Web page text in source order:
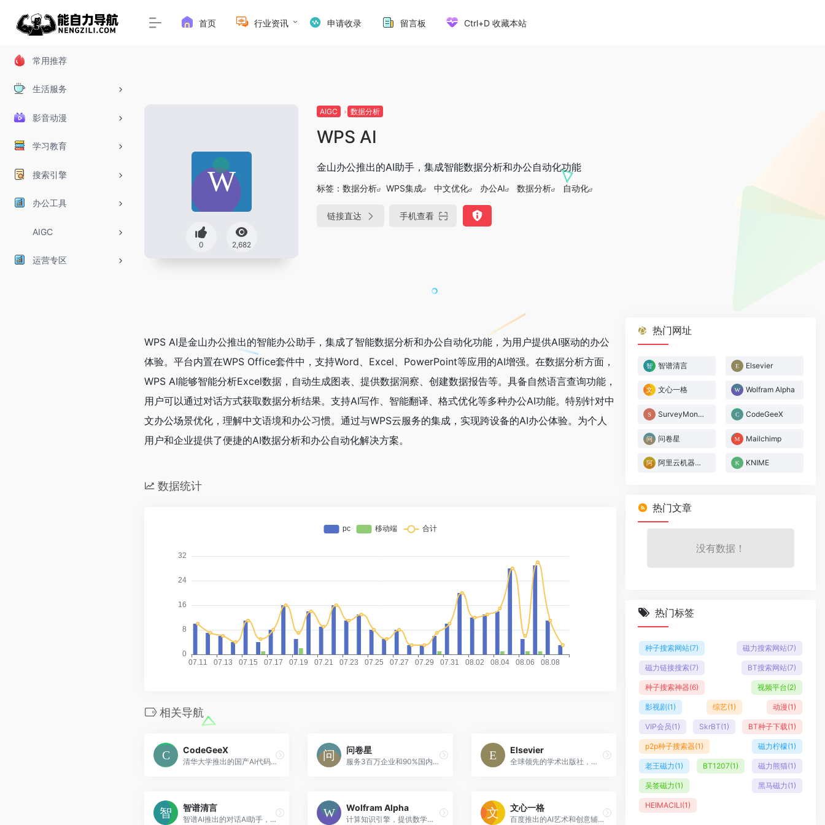
常用推荐
生活服务
影音动漫
学习教育
搜索引擎
办公工具
AIGC
运营专区
首页 行业资讯 申请收录 留言板 Ctrl+D 收藏本站
0 2,682
AIGC 数据分析
WPS AI
金山办公推出的AI助手，集成智能数据分析和办公自动化功能
标签： 数据分析 WPS集成 中文优化 办公AI 数据分析 自动化
链接直达 手机查看
WPS AI是金山办公推出的智能办公助手，集成了智能数据分析和办公自动化功能，为用户提供AI驱动的办公
体验。平台内置在WPS Office套件中，支持Word、Excel、PowerPoint等应用的AI增强。在数据分析方面，
WPS AI能够智能分析Excel数据，自动生成图表、提供数据洞察、创建数据报告等。具备自然语言查询功能，
用户可以通过对话方式获取数据分析结果。支持AI写作、智能翻译、格式优化等多种办公AI功能。特别针对中
文办公场景优化，理解中文语境和办公习惯。通过与WPS云服务的集成，实现跨设备的AI办公体验。为个人
用户和企业提供了便捷的AI数据分析和办公自动化解决方案。
数据统计
相关导航
CodeGeeX
清华大学推出的国产AI代码生成平台，支持多语言编程辅助
问卷星
服务3百万企业和90%国内高校的在线调研考试平台，不只是问卷和在线考试
Elsevier
全球领先的学术出版社，专注科学技术和医学领域的信息服务
智谱清言
智谱AI推出的对话AI助手，基于GLM大模型技术
Wolfram Alpha
计算知识引擎，提供数学计算、数据分析和知识查询服务
文心一格
百度推出的AI艺术和创意辅助平台，ERNIE-ViLG模型驱动
热门网址
智谱清言 Elsevier
文心一格 Wolfram Alpha
SurveyMonkey CodeGeeX
问卷星 Mailchimp
阿里云机器学习 KNIME
热门文章
没有数据！
热门标签
种子搜索网站(7) 磁力搜索网站(7)
磁力链接搜索(7) BT搜索网站(7)
种子搜索神器(6) 视频平台(2)
影视剧(1) 综艺(1) 动漫(1)
VIP会员(1) SkrBT(1) BT种子下载(1)
p2p种子搜索器(1) 磁力柠檬(1)
老王磁力(1) BT1207(1) 磁力熊猫(1)
吴签磁力(1) 黑马磁力 (1)
HEIMACILI(1)